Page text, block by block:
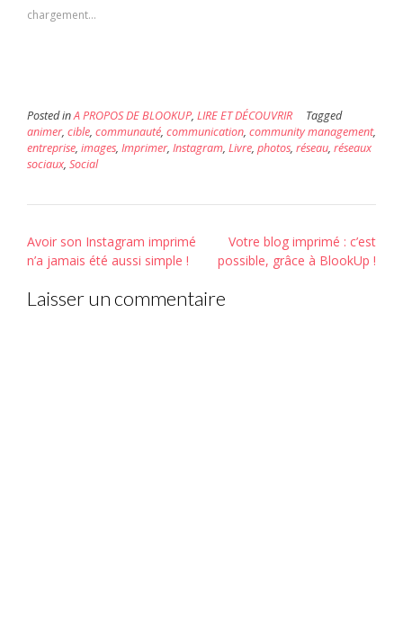
un
ami(ouvre
chargement…
Posted inA PROPOS DE BLOOKUP, LIRE ET DÉCOUVRIR
Tagged
animer, cible, communauté, communication, community management,
entreprise, images, Imprimer, Instagram, Livre, photos, réseau, réseaux
sociaux, Social
Post
navigation
Avoir son Instagram imprimé
n’a jamais été aussi simple !
Votre blog imprimé : c’est
possible, grâce à BlookUp !
Laisser un commentaire